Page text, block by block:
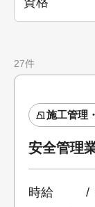
27件
施工管理
安全管理
時給